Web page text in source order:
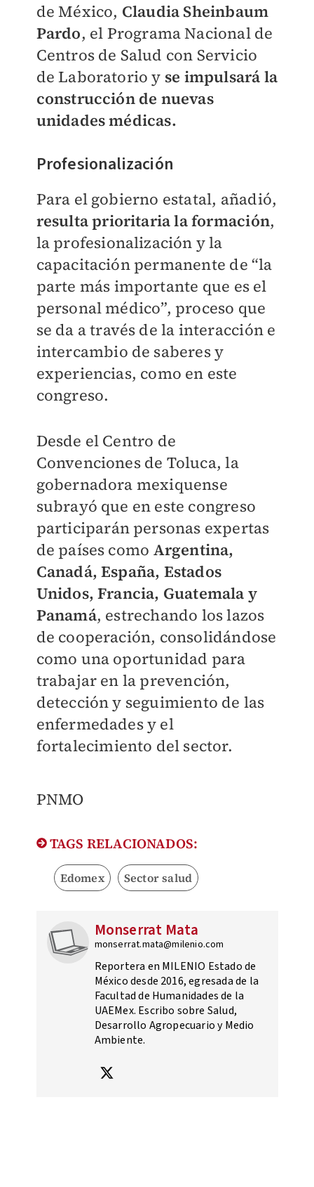
de México, Claudia Sheinbaum
Pardo, el Programa Nacional de
Centros de Salud con Servicio
de Laboratorio y se impulsará la
construcción de nuevas
unidades médicas.
Profesionalización
Para el gobierno estatal, añadió,
resulta prioritaria la formación,
la profesionalización y la
capacitación permanente de “la
parte más importante que es el
personal médico”, proceso que
se da a través de la interacción e
intercambio de saberes y
experiencias, como en este
congreso.
Desde el Centro de
Convenciones de Toluca, la
gobernadora mexiquense
subrayó que en este congreso
participarán personas expertas
de países como Argentina,
Canadá, España, Estados
Unidos, Francia, Guatemala y
Panamá, estrechando los lazos
de cooperación, consolidándose
como una oportunidad para
trabajar en la prevención,
detección y seguimiento de las
enfermedades y el
fortalecimiento del sector.
PNMO
TAGS RELACIONADOS:
Edomex Sector salud
Monserrat Mata
monserrat.mata@milenio.com
Reportera en MILENIO Estado de
México desde 2016, egresada de la
Facultad de Humanidades de la
UAEMex. Escribo sobre Salud,
Desarrollo Agropecuario y Medio
Ambiente.